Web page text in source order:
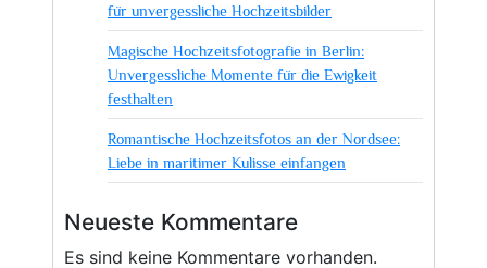
für unvergessliche Hochzeitsbilder
Magische Hochzeitsfotografie in Berlin:
Unvergessliche Momente für die Ewigkeit
festhalten
Romantische Hochzeitsfotos an der Nordsee:
Liebe in maritimer Kulisse einfangen
Neueste Kommentare
Es sind keine Kommentare vorhanden.